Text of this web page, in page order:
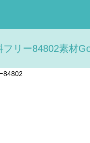
リー84802素材
84802